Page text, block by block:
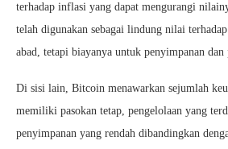
terhadap inflasi yang dapat mengurangi
telah digunakan sebagai lindung nilai
abad, tetapi biayanya untuk penyimpanan
Di sisi lain, Bitcoin menawarkan sejumlah
memiliki pasokan tetap, pengelolaan yang
penyimpanan yang rendah dibandingkan